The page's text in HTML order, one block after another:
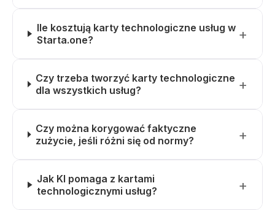
Ile kosztują karty technologiczne usług w
Starta.one?
Czy trzeba tworzyć karty technologiczne
dla wszystkich usług?
Czy można korygować faktyczne
zużycie, jeśli różni się od normy?
Jak KI pomaga z kartami
technologicznymi usług?